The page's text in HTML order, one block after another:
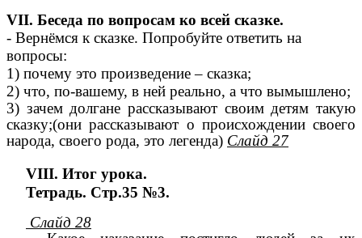
VII. Беседа по вопросам ко всей сказке.
- Вернёмся к сказке. Попробуйте ответить на
вопросы:
1) почему это произведение – сказка;
2) что, по-вашему, в ней реально, а что вымышлено;
3) зачем долгане рассказывают своим детям такую
сказку;(они рассказывают о происхождении своего
народа, своего рода, это легенда) Слайд 27
VIII. Итог урока.
Тетрадь. Стр.35 №3.
Слайд 28